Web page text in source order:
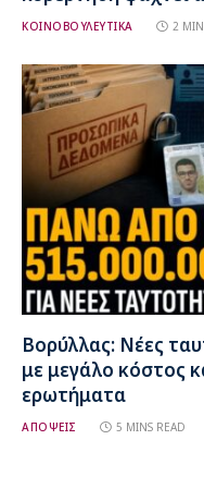
ΚΟΙΝΟΒΟΥΛΕΥΤΙΚΑ 2
Βορύλλας: Νέες
με μεγάλο κόστος
ερωτήματα
ΑΠΟΨΕΙΣ 5 MINS READ